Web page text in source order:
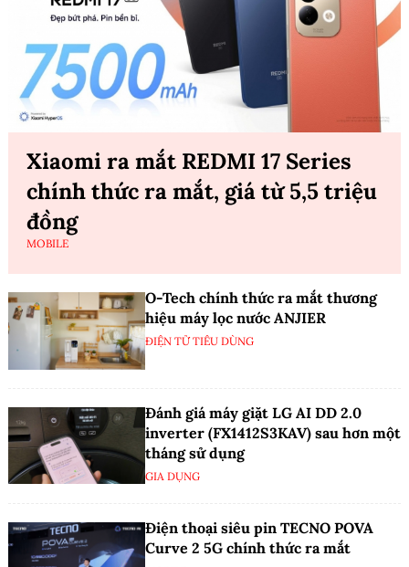
Xiaomi ra mắt REDMI 17 Series
chính thức ra mắt, giá từ 5,5 triệu
đồng
MOBILE
O-Tech chính thức ra mắt thương
hiệu máy lọc nước ANJIER
ĐIỆN TỬ TIÊU DÙNG
Đánh giá máy giặt LG AI DD 2.0
inverter (FX1412S3KAV) sau hơn một
tháng sử dụng
GIA DỤNG
Điện thoại siêu pin TECNO POVA
Curve 2 5G chính thức ra mắt